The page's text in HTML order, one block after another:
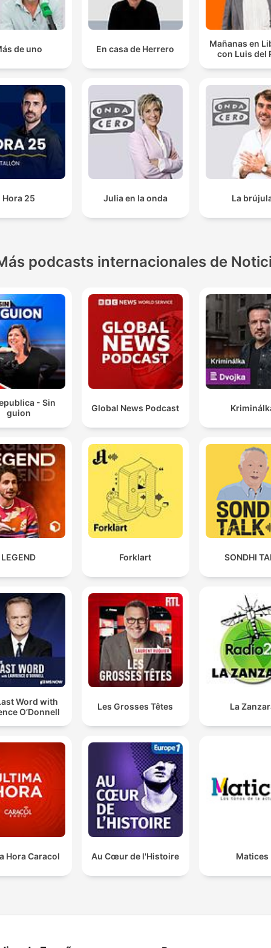
de uno En casa de Herrero
Mañanas en
con Luis del
Hora 25 Julia en la onda La
podcasts internacionales de
- Sin
guion
Global News Podcast
LEGEND Forklart SONDHI
Word with
O’Donnell
Les Grosses Têtes La
Hora Caracol Au Cœur de l'Histoire Matices